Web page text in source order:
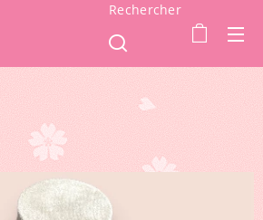
Rechercher